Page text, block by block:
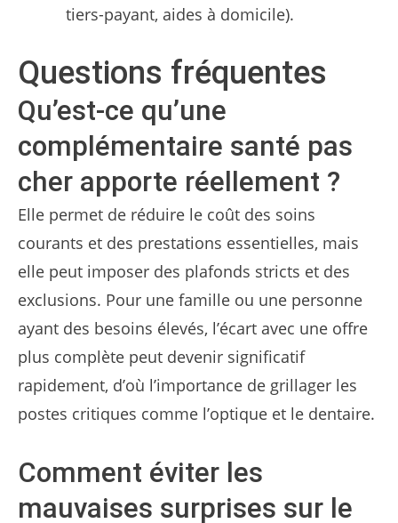
tiers-payant, aides à domicile).
Questions fréquentes
Qu’est-ce qu’une
complémentaire santé pas
cher apporte réellement ?
Elle permet de réduire le coût des soins
courants et des prestations essentielles, mais
elle peut imposer des plafonds stricts et des
exclusions. Pour une famille ou une personne
ayant des besoins élevés, l’écart avec une offre
plus complète peut devenir significatif
rapidement, d’où l’importance de grillager les
postes critiques comme l’optique et le dentaire.
Comment éviter les
mauvaises surprises sur le